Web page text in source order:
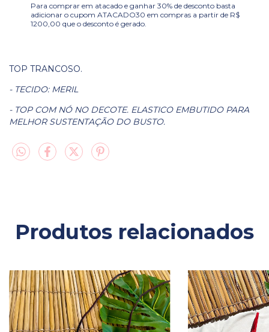
Para comprar em atacado e ganhar 30% de desconto basta
adicionar o cupom ATACADO30 em compras a partir de R$
1200,00 que o desconto é gerado.
TOP TRANCOSO.
- TECIDO: MERIL
- TOP COM NÓ NO DECOTE. ELASTICO EMBUTIDO PARA
MELHOR SUSTENTAÇÃO DO BUSTO.
Produtos relacionados